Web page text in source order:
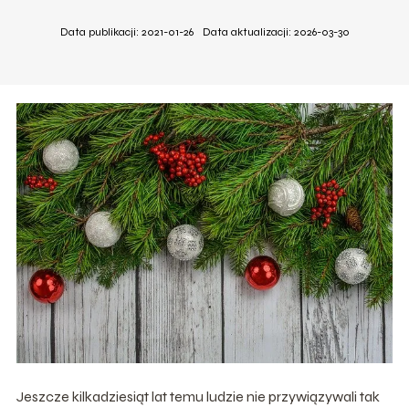
Data publikacji: 2021-01-26 Data aktualizacji: 2026-03-30
Jeszcze kilkadziesiąt lat temu ludzie nie przywiązywali tak